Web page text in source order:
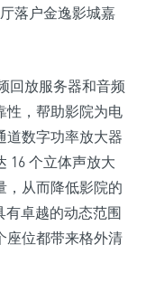
回放服务器和音频
性，帮助影院为电
道数字功率放大器
16 个立体声放大
，从而降低影院的
有卓越的动态范围
座位都带来格外清